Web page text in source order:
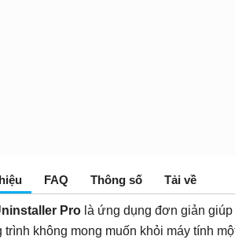
FAQ Thông số Tải về
Pro là ứng dụng đơn giản giúp
không mong muốn khỏi máy tính